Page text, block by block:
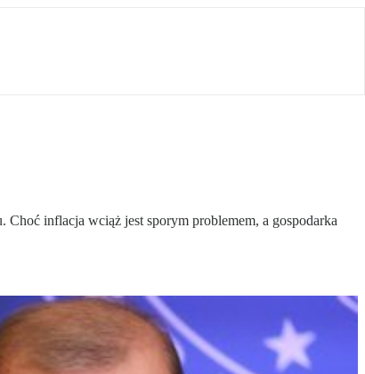
Choć inflacja wciąż jest sporym problemem, a gospodarka